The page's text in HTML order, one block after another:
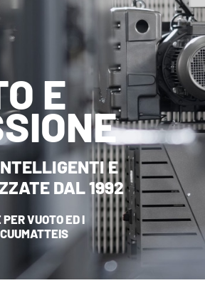
HOME
E
E
DAL 1992
VUOTO ED I